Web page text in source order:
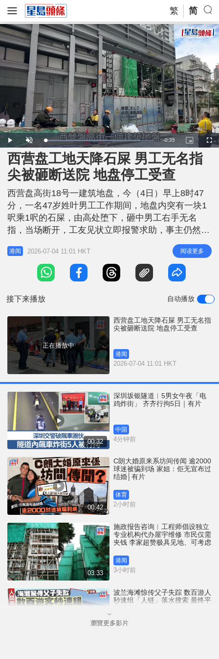
繁 简
P
l
a
y
U
n
m
u
t
e
L
o
a
d
e
d
8
7
3
5
%
R
e
m
n
e
-0:35
P
i
c
t
u
r
-
P
c
u
r
e
F
u
西营盘工地天降石屎 男工无名指
尖被砸断送院 地盘停工受查
西营盘高街18号一建筑地盘，今（4日）早上8时47
分，一名47岁姓叶男工工作期间，地盘内突有一块1
呎乘1呎的石屎，由高处堕下，砸中男工右手无名
指，当场断开，工友见状立即报警求助，事主仍然清
醒，连同「断指」一并送玛丽医院，警方列工业意外
处理。现时地盘暂时停工，劳工处派员到场调查。
消息指，涉事地盘今年1月动工，伤者是全职电梯维
修员。今早伤者在地盘地下搬运塑胶桶，三楼则在拆
港闻 2026-07-04 11:01 HKT 阅读更多
接下来播放 自动播放
正在播放中
西营盘工地天降石屎 男工无名指
尖被砸断送院 地盘停工受查
港闻
2026-07-04 11:01 HKT
00:32
深圳坂银隧道︱5男女午夜「电
鸡炸街」 齐齐行拘5日｜有片
中国
4分钟前
00:42
C朗大婚原来系坊间传闻 逾2000
球迷被骗到场 家姐：佢无宣布过
结婚│有片
体育
2小时前
03:33
施政报告咨询︱工程师倡设独立
专业机构代办屋宇维修 市民仅需
夹钱 李家超赞极具见地、可考虑
港闻
3小时前
波兰海滩惊传父子失踪 数百游人
秒速组「人链」落水搜索 最终平
国际
瀏覽更多影片